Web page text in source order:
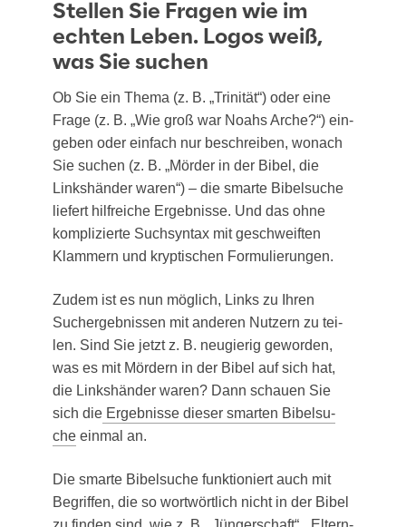
Stellen Sie Fragen wie im
echten Leben. Logos weiß,
was Sie suchen
Ob Sie ein The­ma (z. B. „Tri­ni­tät“) oder eine
Fra­ge (z. B. „Wie groß war Noahs Arche?“) ein­
ge­ben oder ein­fach nur beschrei­ben, wonach
Sie suchen (z. B. „Mör­der in der Bibel, die
Links­hän­der waren“) – die smar­te Bibel­su­che
lie­fert hilf­rei­che Ergeb­nis­se. Und das ohne
kom­pli­zier­te Such­syn­tax mit geschweif­ten
Klam­mern und kryp­ti­schen Formulierungen.
Zudem ist es nun mög­lich, Links zu Ihren
Such­ergeb­nis­sen mit ande­ren Nut­zern zu tei­
len. Sind Sie jetzt z. B. neu­gie­rig gewor­den,
was es mit Mör­dern in der Bibel auf sich hat,
die Links­hän­der waren? Dann schau­en Sie
sich die Ergeb­nis­se die­ser smar­ten Bibel­su­
che ein­mal an.
Die smar­te Bibel­su­che funk­tio­niert auch mit
Begrif­fen, die so wort­wört­lich nicht in der Bibel